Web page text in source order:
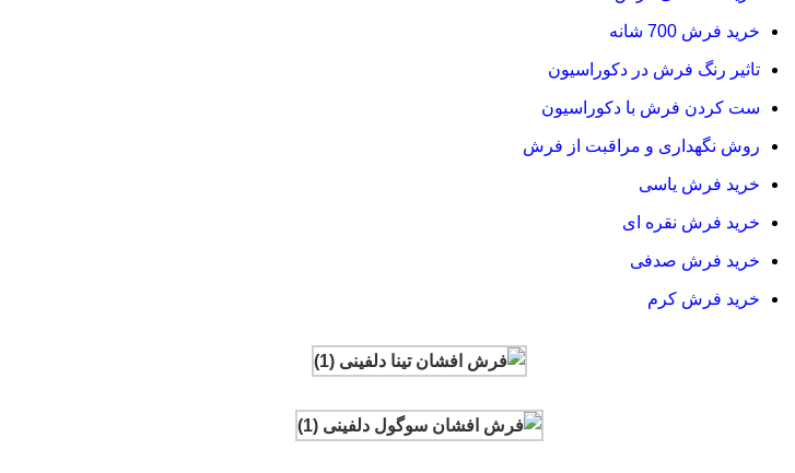
خرید فرش 700 شانه
تاثیر رنگ فرش در دکوراسیون
ست کردن فرش با دکوراسیون
روش نگهداری و مراقبت از فرش
خرید فرش یاسی
خرید فرش نقره ای
خرید فرش صدفی
خرید فرش کرم